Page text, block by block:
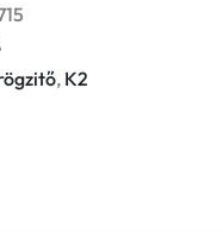
, K2